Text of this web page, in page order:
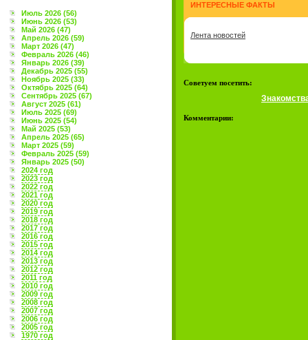
Июль 2026 (56)
Июнь 2026 (53)
Май 2026 (47)
Апрель 2026 (59)
Март 2026 (47)
Февраль 2026 (46)
Январь 2026 (39)
Декабрь 2025 (55)
Ноябрь 2025 (33)
Октябрь 2025 (64)
Сентябрь 2025 (67)
Август 2025 (61)
Июль 2025 (69)
Июнь 2025 (54)
Май 2025 (53)
Апрель 2025 (65)
Март 2025 (59)
Февраль 2025 (59)
Январь 2025 (50)
2024 год
2023 год
2022 год
2021 год
2020 год
2019 год
2018 год
2017 год
2016 год
2015 год
2014 год
2013 год
2012 год
2011 год
2010 год
2009 год
2008 год
2007 год
2006 год
2005 год
1970 год
ИНТЕРЕСНЫЕ ФАКТЫ
Лента новостей
Советуем посетить:
Комментарии: